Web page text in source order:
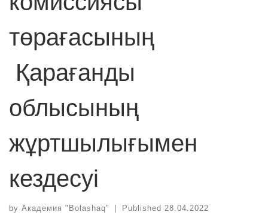
төрағасының
Қарағанды
облысының
жұртшылығымен
кездесуі
by Академия "Bolashaq" Published 28.04.2022